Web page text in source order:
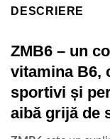
DESCRIERE
ZMB6 – un
vitamina B6,
sportivi și
aibă grijă de